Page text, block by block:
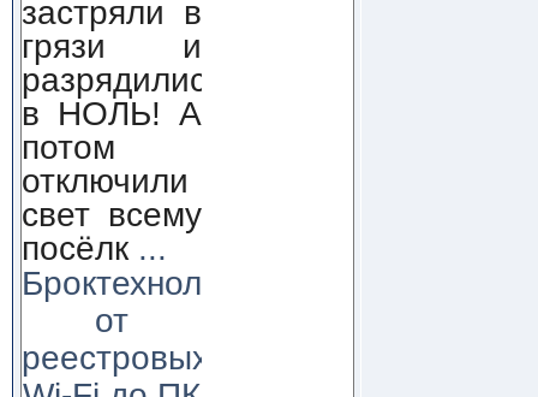
застряли в
грязи и
разрядились
в НОЛЬ! А
потом
отключили
свет всему
посёлк ...
Броктехнолоджи:
от
реестровых